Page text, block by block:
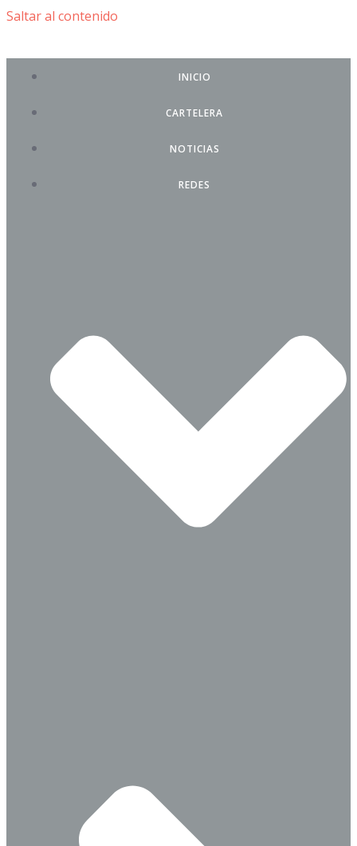
Saltar al contenido
INICIO
CARTELERA
NOTICIAS
REDES